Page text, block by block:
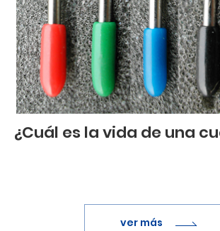
¿Cuál es la vida de una
ver más